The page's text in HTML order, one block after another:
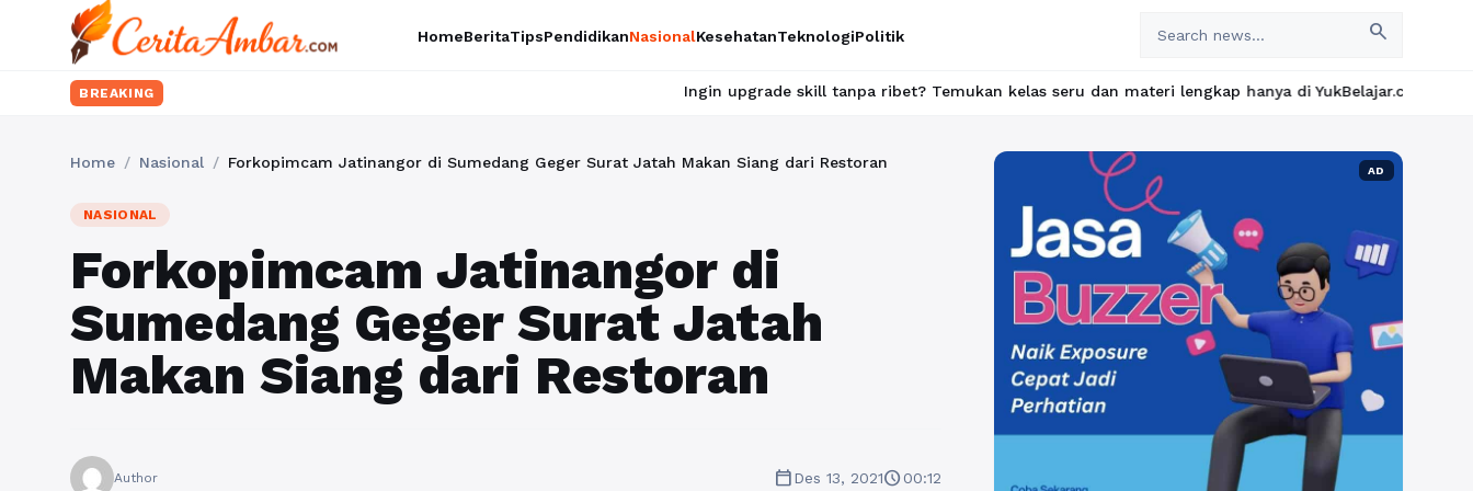
HomeBeritaTipsPendidikanNasionalKesehatanTeknologiPolitik search
BREAKING Ingin upgrade skill tanpa ribet? Temukan kelas seru dan materi lengkap hanya di YukBelajar.com. Mulai langkah
Home / Nasional / Forkopimcam Jatinangor di Sumedang Geger Surat Jatah Makan Siang dari Restoran
NASIONAL
Forkopimcam Jatinangor di
Sumedang Geger Surat Jatah
Makan Siang dari Restoran
Author calendar_todayDes 13, 2021schedule00:12
AD